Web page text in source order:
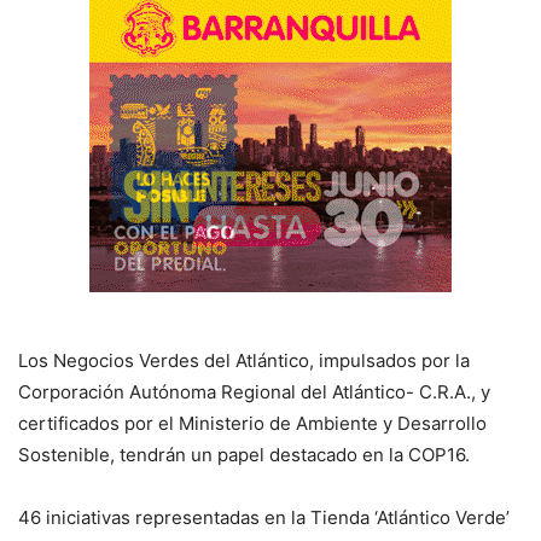
Los Negocios Verdes del Atlántico, impulsados por la
Corporación Autónoma Regional del Atlántico- C.R.A., y
certificados por el Ministerio de Ambiente y Desarrollo
Sostenible, tendrán un papel destacado en la COP16.
46 iniciativas representadas en la Tienda ‘Atlántico Verde’